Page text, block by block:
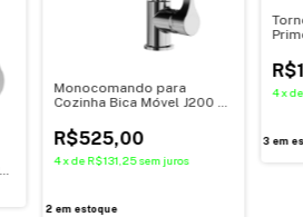
Monocomando para
Cozinha Bica Móvel J200 -
R$525,00
4xdeR$131,25 sem juros
2 em estoque
4x
3 em